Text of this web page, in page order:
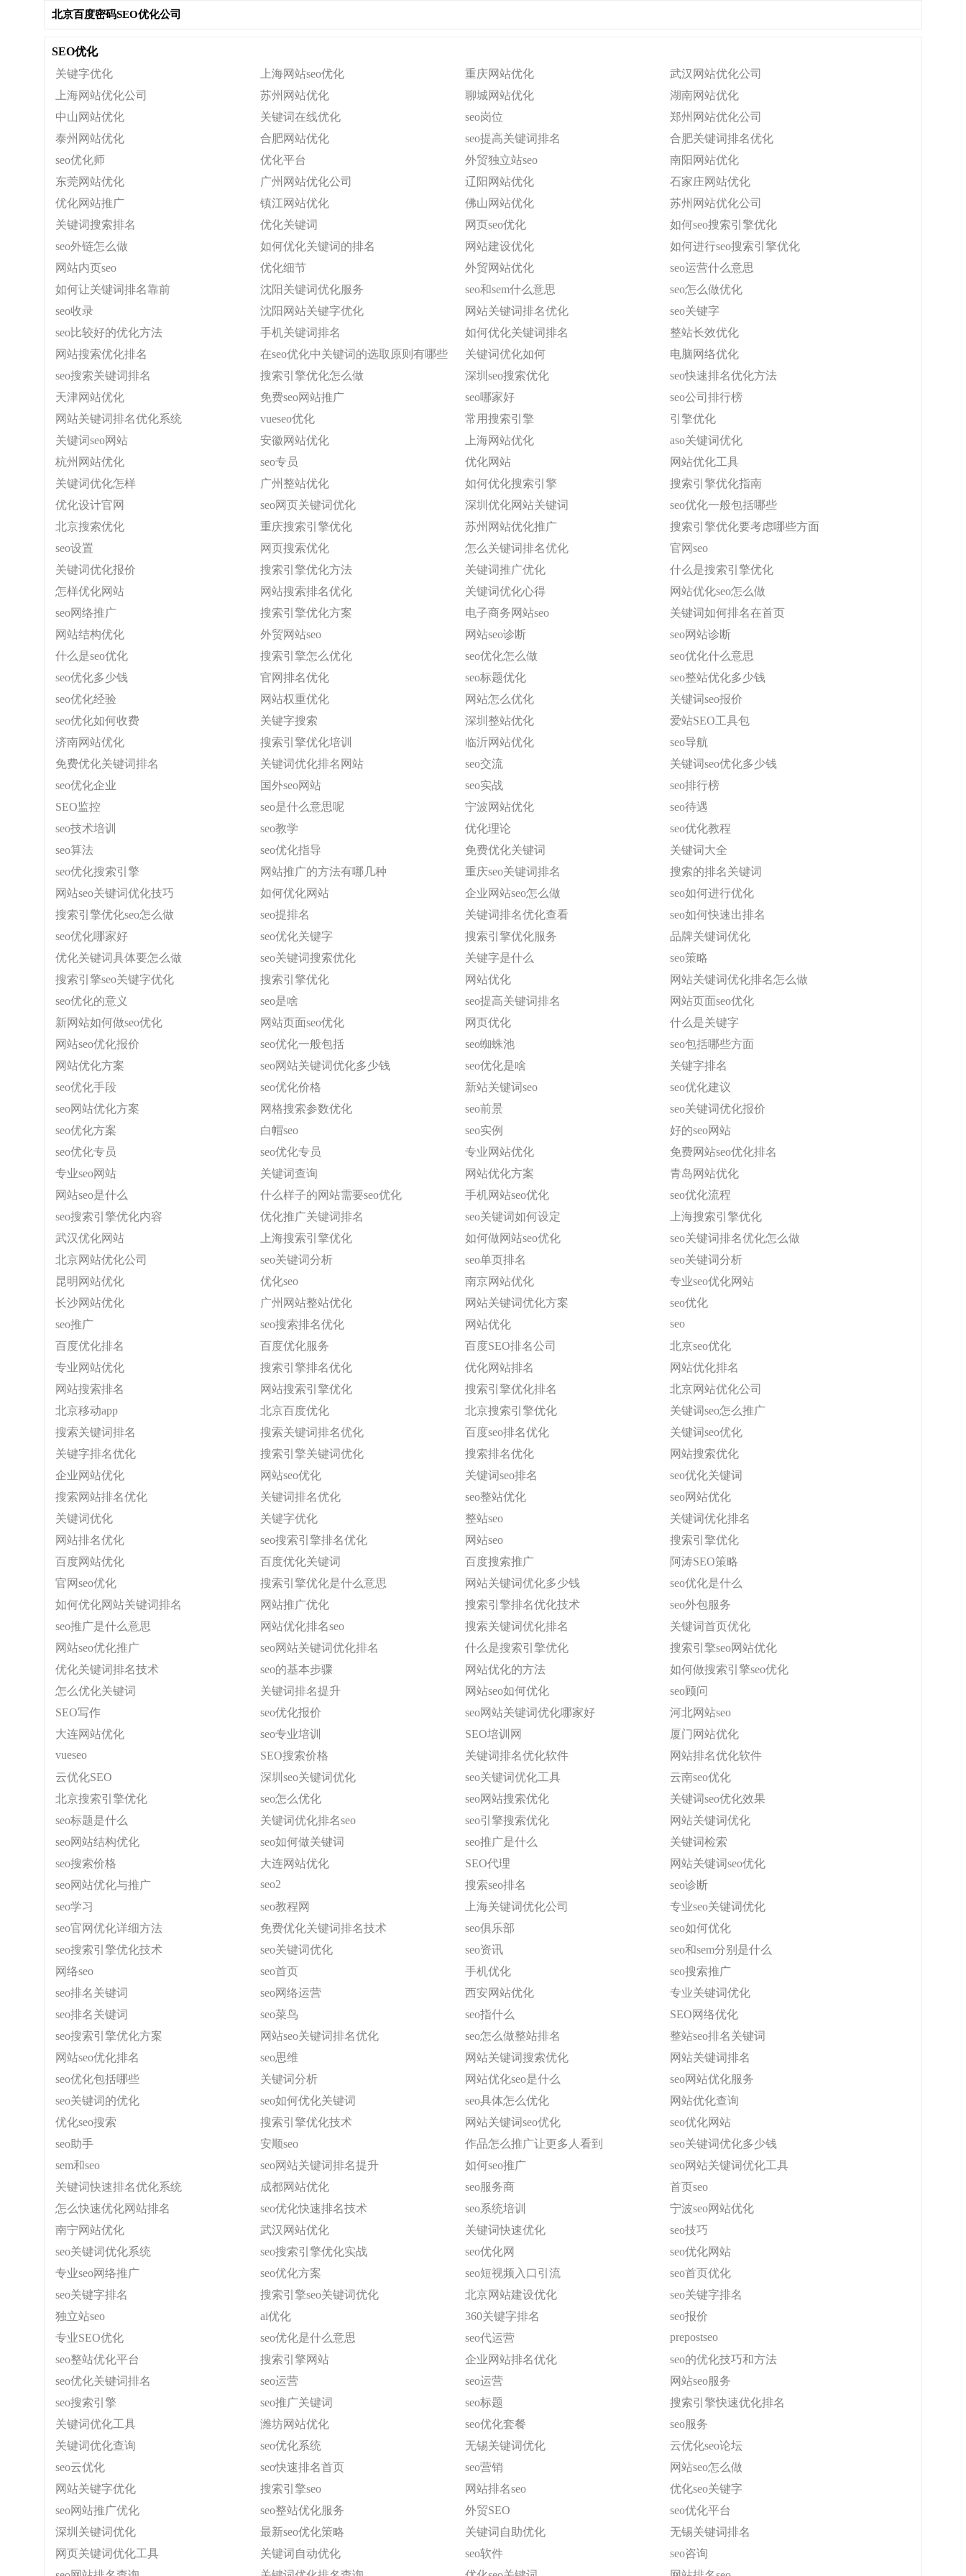
北京百度密码SEO优化公司
SEO优化
关键字优化
上海网站seo优化 重庆网站优化
武汉网站优化公司
上海网站优化公司
苏州网站优化 聊城网站优化
湖南网站优化
中山网站优化
关键词在线优化 seo岗位
郑州网站优化公司
泰州网站优化
合肥网站优化 seo提高关键词排名
合肥关键词排名优化
seo优化师
优化平台 外贸独立站seo
南阳网站优化
东莞网站优化
广州网站优化公司 辽阳网站优化
石家庄网站优化
优化网站推广
镇江网站优化 佛山网站优化
苏州网站优化公司
关键词搜索排名
优化关键词 网页seo优化
如何seo搜索引擎优化
seo外链怎么做
如何优化关键词的排名 网站建设优化
如何进行seo搜索引擎优化
网站内页seo
优化细节 外贸网站优化
seo运营什么意思
如何让关键词排名靠前
沈阳关键词优化服务 seo和sem什么意思
seo怎么做优化
seo收录
沈阳网站关键字优化 网站关键词排名优化
seo关键字
seo比较好的优化方法
手机关键词排名 如何优化关键词排名
整站长效优化
网站搜索优化排名
在seo优化中关键词的选取原则有哪些 关键词优化如何
电脑网络优化
seo搜索关键词排名
搜索引擎优化怎么做 深圳seo搜索优化
seo快速排名优化方法
天津网站优化
免费seo网站推广 seo哪家好
seo公司排行榜
网站关键词排名优化系统
vueseo优化 常用搜索引擎
引擎优化
关键词seo网站
安徽网站优化 上海网站优化
aso关键词优化
杭州网站优化
seo专员 优化网站
网站优化工具
关键词优化怎样
广州整站优化 如何优化搜索引擎
搜索引擎优化指南
优化设计官网
seo网页关键词优化 深圳优化网站关键词
seo优化一般包括哪些
北京搜索优化
重庆搜索引擎优化 苏州网站优化推广
搜索引擎优化要考虑哪些方面
seo设置
网页搜索优化 怎么关键词排名优化
官网seo
关键词优化报价
搜索引擎优化方法 关键词推广优化
什么是搜索引擎优化
怎样优化网站
网站搜索排名优化 关键词优化心得
网站优化seo怎么做
seo网络推广
搜索引擎优化方案 电子商务网站seo
关键词如何排名在首页
网站结构优化
外贸网站seo 网站seo诊断
seo网站诊断
什么是seo优化
搜索引擎怎么优化 seo优化怎么做
seo优化什么意思
seo优化多少钱
官网排名优化 seo标题优化
seo整站优化多少钱
seo优化经验
网站权重优化 网站怎么优化
关键词seo报价
seo优化如何收费
关键字搜索 深圳整站优化
爱站SEO工具包
济南网站优化
搜索引擎优化培训 临沂网站优化
seo导航
免费优化关键词排名
关键词优化排名网站 seo交流
关键词seo优化多少钱
seo优化企业
国外seo网站 seo实战
seo排行榜
SEO监控
seo是什么意思呢 宁波网站优化
seo待遇
seo技术培训
seo教学 优化理论
seo优化教程
seo算法
seo优化指导 免费优化关键词
关键词大全
seo优化搜索引擎
网站推广的方法有哪几种 重庆seo关键词排名
搜索的排名关键词
网站seo关键词优化技巧
如何优化网站 企业网站seo怎么做
seo如何进行优化
搜索引擎优化seo怎么做
seo提排名 关键词排名优化查看
seo如何快速出排名
seo优化哪家好
seo优化关键字 搜索引擎优化服务
品牌关键词优化
优化关键词具体要怎么做
seo关键词搜索优化 关键字是什么
seo策略
搜索引擎seo关键字优化
搜索引擎优化 网站优化
网站关键词优化排名怎么做
seo优化的意义
seo是啥 seo提高关键词排名
网站页面seo优化
新网站如何做seo优化
网站页面seo优化 网页优化
什么是关键字
网站seo优化报价
seo优化一般包括 seo蜘蛛池
seo包括哪些方面
网站优化方案
seo网站关键词优化多少钱 seo优化是啥
关键字排名
seo优化手段
seo优化价格 新站关键词seo
seo优化建议
seo网站优化方案
网格搜索参数优化 seo前景
seo关键词优化报价
seo优化方案
白帽seo seo实例
好的seo网站
seo优化专员
seo优化专员 专业网站优化
免费网站seo优化排名
专业seo网站
关键词查询 网站优化方案
青岛网站优化
网站seo是什么
什么样子的网站需要seo优化 手机网站seo优化
seo优化流程
seo搜索引擎优化内容
优化推广关键词排名 seo关键词如何设定
上海搜索引擎优化
武汉优化网站
上海搜索引擎优化 如何做网站seo优化
seo关键词排名优化怎么做
北京网站优化公司
seo关键词分析 seo单页排名
seo关键词分析
昆明网站优化
优化seo 南京网站优化
专业seo优化网站
长沙网站优化
广州网站整站优化 网站关键词优化方案
seo优化
seo推广
seo搜索排名优化 网站优化
seo
百度优化排名
百度优化服务 百度SEO排名公司
北京seo优化
专业网站优化
搜索引擎排名优化 优化网站排名
网站优化排名
网站搜索排名
网站搜索引擎优化 搜索引擎优化排名
北京网站优化公司
北京移动app
北京百度优化 北京搜索引擎优化
关键词seo怎么推广
搜索关键词排名
搜索关键词排名优化 百度seo排名优化
关键词seo优化
关键字排名优化
搜索引擎关键词优化 搜索排名优化
网站搜索优化
企业网站优化
网站seo优化 关键词seo排名
seo优化关键词
搜索网站排名优化
关键词排名优化 seo整站优化
seo网站优化
关键词优化
关键字优化 整站seo
关键词优化排名
网站排名优化
seo搜索引擎排名优化 网站seo
搜索引擎优化
百度网站优化
百度优化关键词 百度搜索推广
阿涛SEO策略
官网seo优化
搜索引擎优化是什么意思 网站关键词优化多少钱
seo优化是什么
如何优化网站关键词排名
网站推广优化 搜索引擎排名优化技术
seo外包服务
seo推广是什么意思
网站优化排名seo 搜索关键词优化排名
关键词首页优化
网站seo优化推广
seo网站关键词优化排名 什么是搜索引擎优化
搜索引擎seo网站优化
优化关键词排名技术
seo的基本步骤 网站优化的方法
如何做搜索引擎seo优化
怎么优化关键词
关键词排名提升 网站seo如何优化
seo顾问
SEO写作
seo优化报价 seo网站关键词优化哪家好
河北网站seo
大连网站优化
seo专业培训 SEO培训网
厦门网站优化
vueseo
SEO搜索价格 关键词排名优化软件
网站排名优化软件
云优化SEO
深圳seo关键词优化 seo关键词优化工具
云南seo优化
北京搜索引擎优化
seo怎么优化 seo网站搜索优化
关键词seo优化效果
seo标题是什么
关键词优化排名seo seo引擎搜索优化
网站关键词优化
seo网站结构优化
seo如何做关键词 seo推广是什么
关键词检索
seo搜索价格
大连网站优化 SEO代理
网站关键词seo优化
seo网站优化与推广
seo2 搜索seo排名
seo诊断
seo学习
seo教程网 上海关键词优化公司
专业seo关键词优化
seo官网优化详细方法
免费优化关键词排名技术 seo俱乐部
seo如何优化
seo搜索引擎优化技术
seo关键词优化 seo资讯
seo和sem分别是什么
网络seo
seo首页 手机优化
seo搜索推广
seo排名关键词
seo网络运营 西安网站优化
专业关键词优化
seo排名关键词
seo菜鸟 seo指什么
SEO网络优化
seo搜索引擎优化方案
网站seo关键词排名优化 seo怎么做整站排名
整站seo排名关键词
网站seo优化排名
seo思维 网站关键词搜索优化
网站关键词排名
seo优化包括哪些
关键词分析 网站优化seo是什么
seo网站优化服务
seo关键词的优化
seo如何优化关键词 seo具体怎么优化
网站优化查询
优化seo搜索
搜索引擎优化技术 网站关键词seo优化
seo优化网站
seo助手
安顺seo 作品怎么推广让更多人看到
seo关键词优化多少钱
sem和seo
seo网站关键词排名提升 如何seo推广
seo网站关键词优化工具
关键词快速排名优化系统
成都网站优化 seo服务商
首页seo
怎么快速优化网站排名
seo优化快速排名技术 seo系统培训
宁波seo网站优化
南宁网站优化
武汉网站优化 关键词快速优化
seo技巧
seo关键词优化系统
seo搜索引擎优化实战 seo优化网
seo优化网站
专业seo网络推广
seo优化方案 seo短视频入口引流
seo首页优化
seo关键字排名
搜索引擎seo关键词优化 北京网站建设优化
seo关键字排名
独立站seo
ai优化 360关键字排名
seo报价
专业SEO优化
seo优化是什么意思 seo代运营
prepostseo
seo整站优化平台
搜索引擎网站 企业网站排名优化
seo的优化技巧和方法
seo优化关键词排名
seo运营 seo运营
网站seo服务
seo搜索引擎
seo推广关键词 seo标题
搜索引擎快速优化排名
关键词优化工具
潍坊网站优化 seo优化套餐
seo服务
关键词优化查询
seo优化系统 无锡关键词优化
云优化seo论坛
seo云优化
seo快速排名首页 seo营销
网站seo怎么做
网站关键字优化
搜索引擎seo 网站排名seo
优化seo关键字
seo网站推广优化
seo整站优化服务 外贸SEO
seo优化平台
深圳关键词优化
最新seo优化策略 关键词自助优化
无锡关键词排名
网页关键词优化工具
关键词自动优化 seo软件
seo咨询